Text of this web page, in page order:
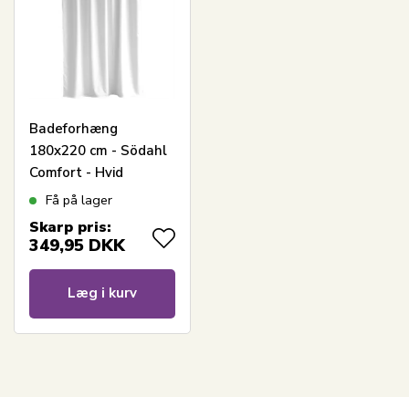
Badeforhæng
180x220 cm - Södahl
Comfort - Hvid
Få på lager
Skarp pris:
349,95 DKK
Læg i kurv